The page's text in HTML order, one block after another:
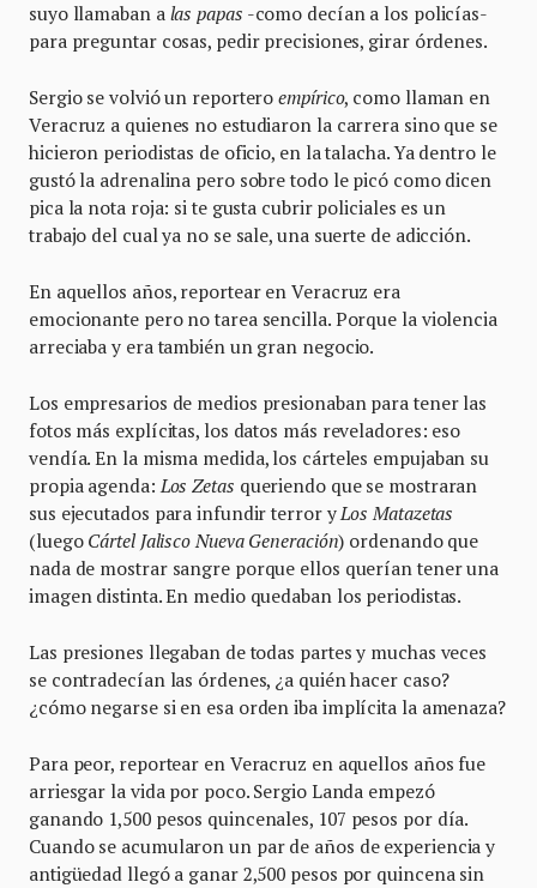
suyo llamaban a las papas -como decían a los policías-
para preguntar cosas, pedir precisiones, girar órdenes.
Sergio se volvió un reporteroempírico, como llaman en
Veracruz a quienes no estudiaron la carrera sino que se
hicieron periodistas de oficio, en la talacha. Ya dentro le
gustó la adrenalina pero sobre todo le picó como dicen
pica la nota roja: si te gusta cubrir policiales es un
trabajo del cual ya no se sale, una suerte de adicción.
En aquellos años, reportear en Veracruz era
emocionante pero no tarea sencilla. Porque la violencia
arreciaba y era también un gran negocio.
Los empresarios de medios presionaban para tener las
fotos más explícitas, los datos más reveladores: eso
vendía. En la misma medida, los cárteles empujaban su
propia agenda:Los Zetas queriendo que se mostraran
sus ejecutados para infundir terror yLos Matazetas
(luego Cártel Jalisco Nueva Generación) ordenando que
nada de mostrar sangre porque ellos querían tener una
imagen distinta. En medio quedaban los periodistas.
Las presiones llegaban de todas partes y muchas veces
se contradecían las órdenes, ¿a quién hacer caso?
¿cómo negarse si en esa orden iba implícita la amenaza?
Para peor, reportear en Veracruz en aquellos años fue
arriesgar la vida por poco. Sergio Landa empezó
ganando 1,500 pesos quincenales, 107 pesos por día.
Cuando se acumularon un par de años de experiencia y
antigüedad llegó a ganar 2,500 pesos por quincena sin